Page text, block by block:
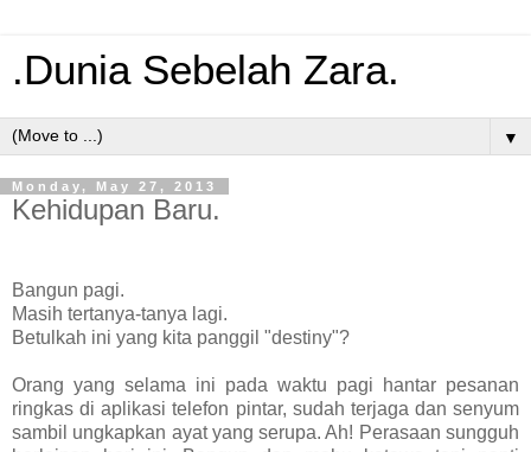
.Dunia Sebelah Zara.
▼
Monday, May 27, 2013
Kehidupan Baru.
Bangun pagi.
Masih tertanya-tanya lagi.
Betulkah ini yang kita panggil "destiny"?
Orang yang selama ini pada waktu pagi hantar pesanan
ringkas di aplikasi telefon pintar, sudah terjaga dan senyum
sambil ungkapkan ayat yang serupa. Ah! Perasaan sungguh